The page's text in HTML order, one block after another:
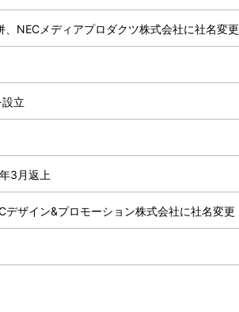
NECメディアプロダクツ株式会社に社名変更
立
3月返上
ザイン&プロモーション株式会社に社名変更